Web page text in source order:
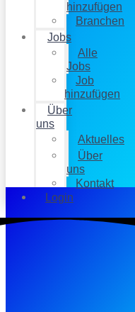
hinzufügen
Branchen
Jobs
Alle
Jobs
Job
hinzufügen
Über
uns
Aktuelles
Über
uns
Kontakt
Login